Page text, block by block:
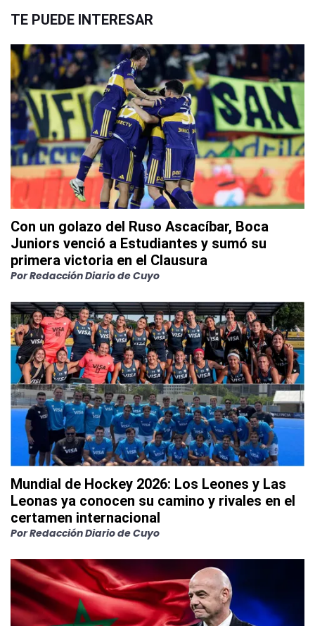
TE PUEDE INTERESAR
Con un golazo del Ruso Ascacíbar, Boca
Juniors venció a Estudiantes y sumó su
primera victoria en el Clausura
PorRedacción Diario de Cuyo
Mundial de Hockey 2026: Los Leones y Las
Leonas ya conocen su camino y rivales en el
certamen internacional
PorRedacción Diario de Cuyo